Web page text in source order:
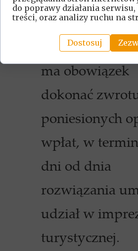
turystycznej.
Wówczas
ma obowiązek
dokonać
poniesionych
wpłat, w
dni od dnia
rozwiązania
udział w
turystycznej.
do poprawy działania
treści, oraz analizy ruchu na
Dostosuj